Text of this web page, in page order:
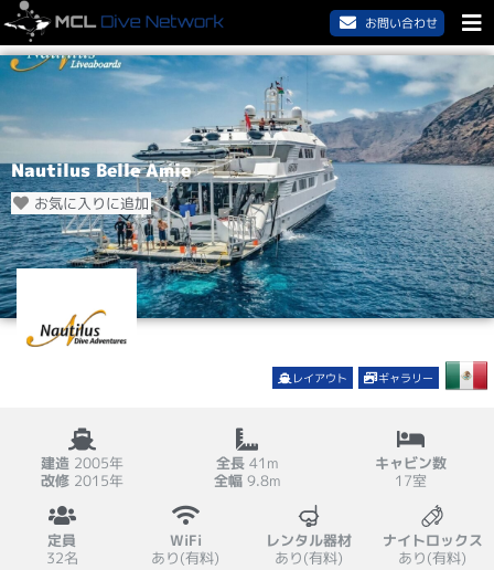
お問い合わせ
Nautilus Belle Amie
お気に入りに追加
レイアウト ギャラリー
建造 2005年
改修 2015年
全長41m
全幅9.8m
キャビン数
17室
定員
32名
WiFi
あり(有料)
レンタル器材
あり(有料)
ナイトロックス
あり(有料)